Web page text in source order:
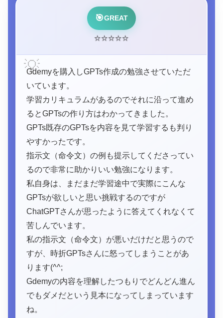
🎯GREAT
⭐⭐⭐⭐⭐
💡
Gdemyを購入しGPTs作成の勉強させていただ
いています。
学習カリキュラムがあるのでそれに沿って進め
るとGPTsの作り方はわかってきました。
GPTs既存のGPTsを内容を見て学習するも判り
やすかったです。
指示文（命令文）の例も提示してくださってい
るので非常に助かりいい勉強になります。
私自身は、まだまだ学習途中で実際にこんな
GPTsが欲しいと思い挑戦するのですが
ChatGPTさんが思ったように答えてくれなくて
苦しんでいます。
私の指示文（命令文）が悪いだけだと思うので
すが、時折GPTsさんに怒ってしまうことがあ
ります(^^;
Gdemyの内容を理解したつもりでどんどん進ん
でもダメだという見本になってしまっています
ね。